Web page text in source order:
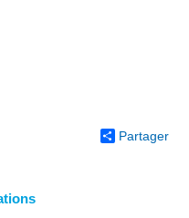
Partager